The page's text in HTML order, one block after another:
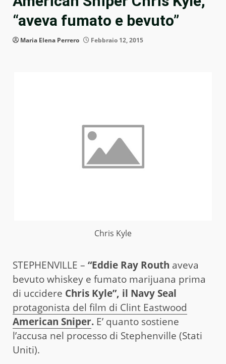
“aveva fumato e bevuto”
Maria Elena Perrero Febbraio 12, 2015
Chris Kyle
STEPHENVILLE – “Eddie Ray Routh aveva
bevuto whiskey e fumato marijuana prima
di uccidere Chris Kyle”, il Navy Seal
protagonista del film di Clint Eastwood
American Sniper. E’ quanto sostiene
l’accusa nel processo di Stephenville (Stati
Uniti).